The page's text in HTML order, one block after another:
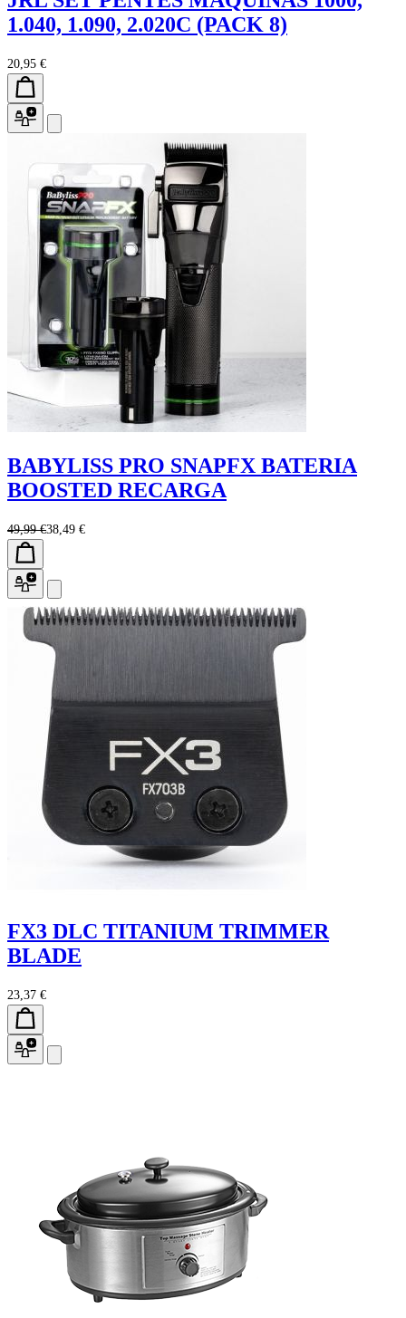
1.040, 1.090, 2.020C (PACK 8)
20,95 €
BABYLISS PRO SNAPFX BATERIA
BOOSTED RECARGA
49,99 €38,49 €
FX3 DLC TITANIUM TRIMMER
BLADE
23,37 €